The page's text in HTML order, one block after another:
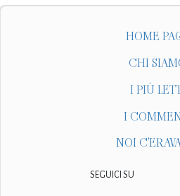
HOME
CHI
I PIÙ
I
NOI
SEGUICI SU